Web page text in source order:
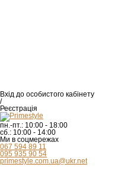
Вхід до особистого кабінету
/
Реєстрація
пн.-пт.: 10:00 - 18:00
сб.: 10:00 - 14:00
Ми в соцмережах
067 594 89 11
095 935 90 54
primestyle.com.ua@ukr.net